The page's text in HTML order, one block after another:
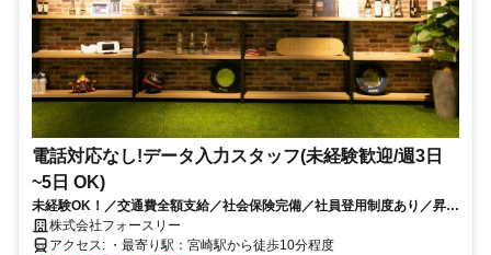
電話対応なし!データ入力スタッフ(未経験歓迎/週3日
~5日 OK)
未経験OK！／交通費全額支給／社会保険完備／社員登用制度あり／昇給
あり株式会社フォースリー
アクセス: ・最寄り駅：宮崎駅から徒歩10分程度